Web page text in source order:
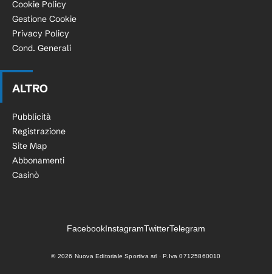
Cookie Policy
Gestione Cookie
Privacy Policy
Cond. Generali
ALTRO
Pubblicità
Registrazione
Site Map
Abbonamenti
Casinò
FacebookInstagramTwitterTelegram
© 2026 Nuova Editoriale Sportiva srl · P.Iva 07125860010